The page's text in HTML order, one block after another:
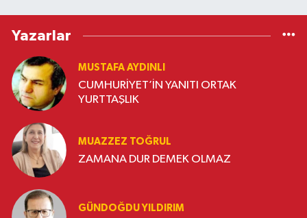
Yazarlar
MUSTAFA AYDINLI
CUMHURİYET’İN YANITI ORTAK
YURTTAŞLIK
MUAZZEZ TOĞRUL
ZAMANA DUR DEMEK OLMAZ
GÜNDOĞDU YILDIRIM